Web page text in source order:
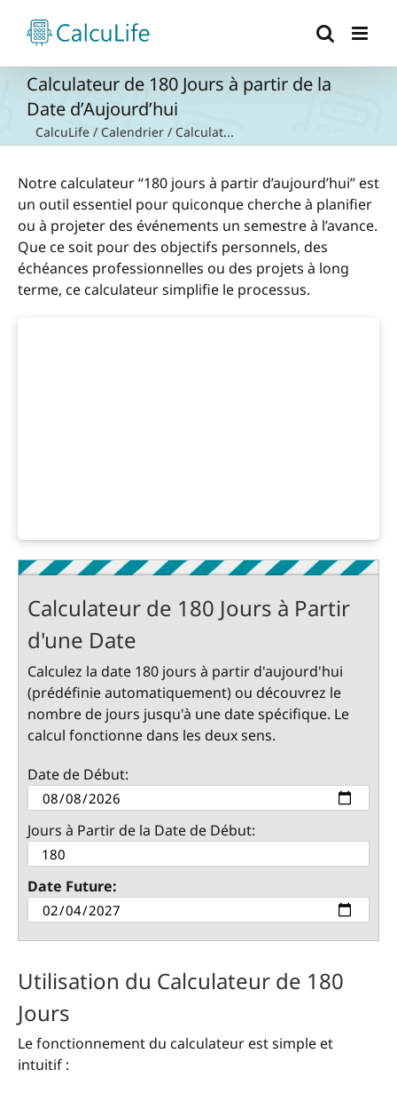
contenu
Calculateur de 180 Jours à partir de la
Date d’Aujourd’hui
CalcuLife / Calendrier / Calculat...
Notre calculateur “180 jours à partir d’aujourd’hui” est
un outil essentiel pour quiconque cherche à planifier
ou à projeter des événements un semestre à l’avance.
Que ce soit pour des objectifs personnels, des
échéances professionnelles ou des projets à long
terme, ce calculateur simplifie le processus.
Calculateur de 180 Jours à Partir
d'une Date
Calculez la date 180 jours à partir d'aujourd'hui
(prédéfinie automatiquement) ou découvrez le
nombre de jours jusqu'à une date spécifique. Le
calcul fonctionne dans les deux sens.
Date de Début:
Jours à Partir de la Date de Début:
Date Future:
Utilisation du Calculateur de 180
Jours
Le fonctionnement du calculateur est simple et
intuitif :